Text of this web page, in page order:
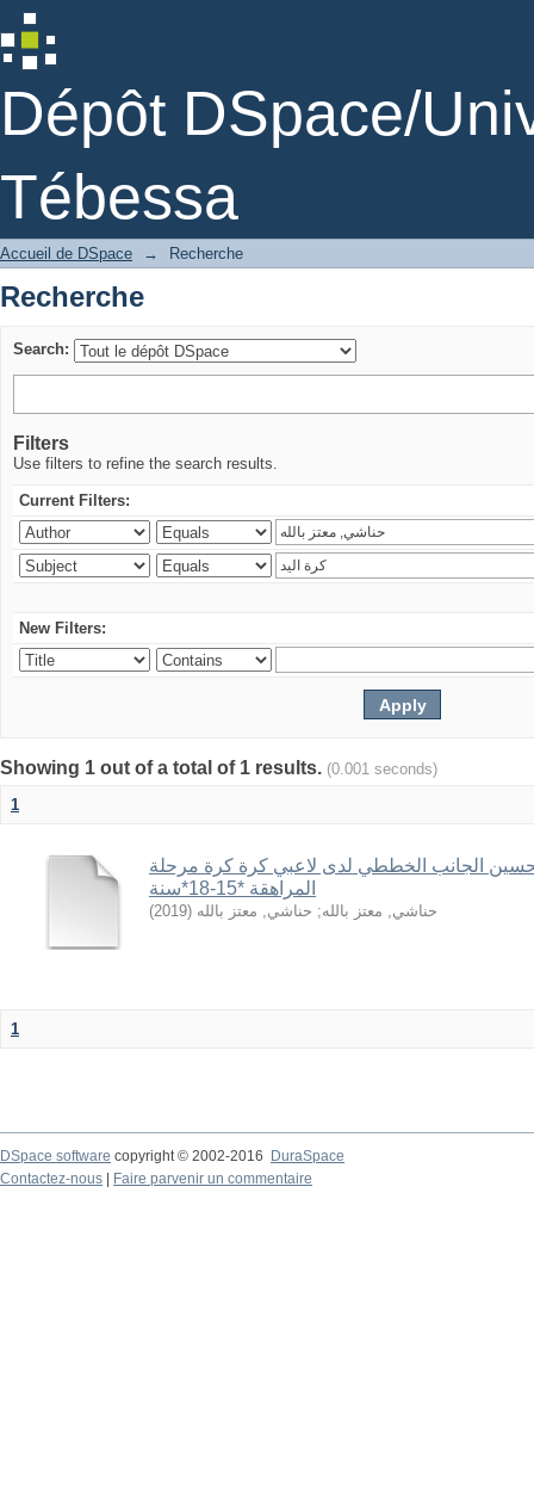
Dépôt DSpace/
Tébessa
Recherche
Accueil de DSpace → Recherche
Recherche
Search:
Filters
Use filters to refine the search results.
Current Filters:
New Filters:
Showing 1 out of a total of 1 results. (0.001 seconds)
1
الجانب الخططي لدى لاعبي كرة كرة مرحلة
المراهقة *15-18*سنة
حناشي, معتز بالله; حناشي, معتز بالله (
2019
)
1
DSpace software copyright © 2002-2016
DuraSpace
Contactez-nous
Faire parvenir un commentaire